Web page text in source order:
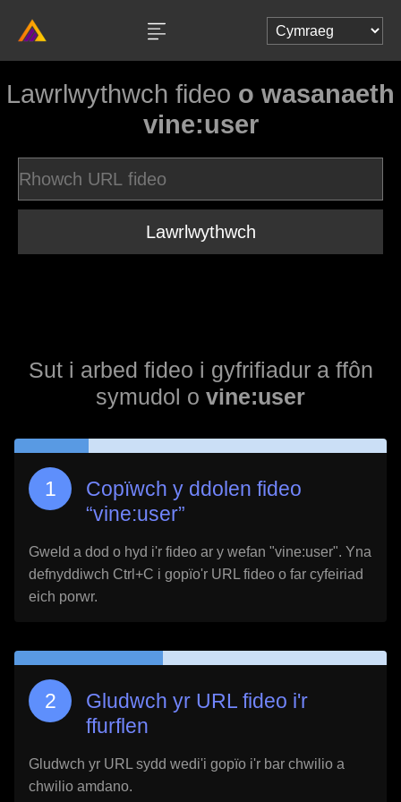
Lawrlwythwch fideo o wasanaeth
vine:user
Lawrlwythwch
Sut i arbed fideo i gyfrifiadur a ffôn
symudol o vine:user
Copïwch y ddolen fideo
“vine:user”
Gweld a dod o hyd i'r fideo ar y wefan "vine:user". Yna
defnyddiwch Ctrl+C i gopïo'r URL fideo o far cyfeiriad
eich porwr.
Gludwch yr URL fideo i'r
ffurflen
Gludwch yr URL sydd wedi'i gopïo i'r bar chwilio a
chwilio amdano.